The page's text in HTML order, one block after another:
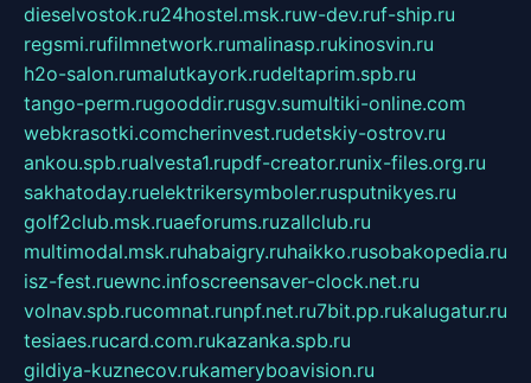
dieselvostok.ru24hostel.msk.ruw-dev.ruf-ship.ru
regsmi.rufilmnetwork.rumalinasp.rukinosvin.ru
h2o-salon.rumalutkayork.rudeltaprim.spb.ru
tango-perm.rugooddir.rusgv.sumultiki-online.com
webkrasotki.comcherinvest.rudetskiy-ostrov.ru
ankou.spb.rualvesta1.rupdf-creator.runix-files.org.ru
sakhatoday.ruelektrikersymboler.rusputnikyes.ru
golf2club.msk.ruaeforums.ruzallclub.ru
multimodal.msk.ruhabaigry.ruhaikko.rusobakopedia.ru
isz-fest.ruewnc.infoscreensaver-clock.net.ru
volnav.spb.rucomnat.runpf.net.ru7bit.pp.rukalugatur.ru
tesiaes.rucard.com.rukazanka.spb.ru
gildiya-kuznecov.rukameryboavision.ru